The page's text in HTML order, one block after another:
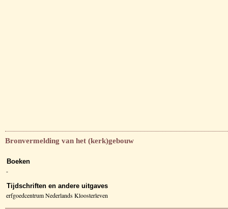
Bronvermelding van het (kerk)gebouw
Boeken
-
Tijdschriften en andere uitgaves
erfgoedcentrum Nederlands Kloosterleven